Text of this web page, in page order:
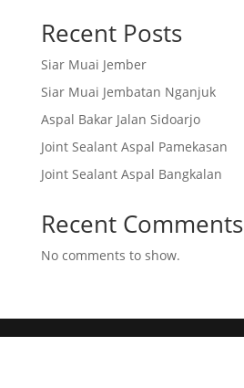
Recent Posts
Siar Muai Jember
Siar Muai Jembatan Nganjuk
Aspal Bakar Jalan Sidoarjo
Joint Sealant Aspal Pamekasan
Joint Sealant Aspal Bangkalan
Recent Comments
No comments to show.